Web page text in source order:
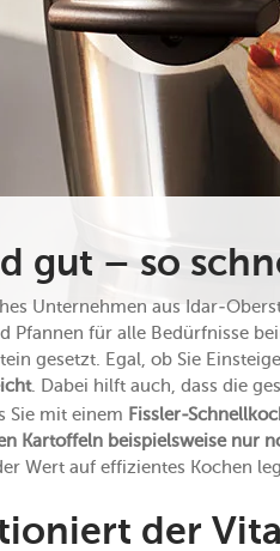
gut – so
Unternehmen aus Idar-
Pfannen für alle Bedürfnisse
gesetzt. Egal, ob Sie
. Dabei hilft auch, dass die
Sie mit einem Fissler-
Kartoffeln beispielsweise nur
Wert auf effizientes Kochen
der